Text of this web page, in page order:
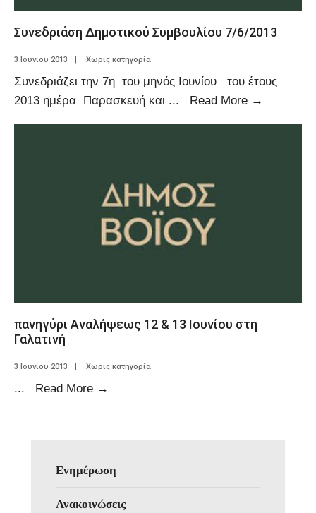
Συνεδριάση Δημοτικού Συμβουλίου 7/6/2013
3 Ιουνίου 2013 | Χωρίς κατηγορία |
Συνεδριάζει την 7η του μηνός Ιουνίου του έτους
2013 ημέρα Παρασκευή και ... Read More →
πανηγύρι Αναλήψεως 12 & 13 Ιουνίου στη
Γαλατινή
3 Ιουνίου 2013 | Χωρίς κατηγορία |
... Read More →
Ενημέρωση
Ανακοινώσεις